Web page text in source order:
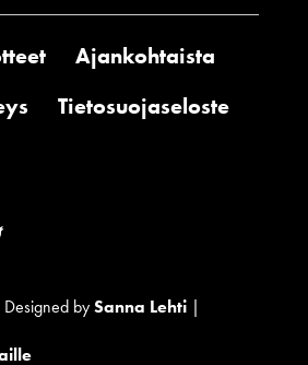
Ajankohtaista
Tietosuojaseloste
bySanna Lehti|